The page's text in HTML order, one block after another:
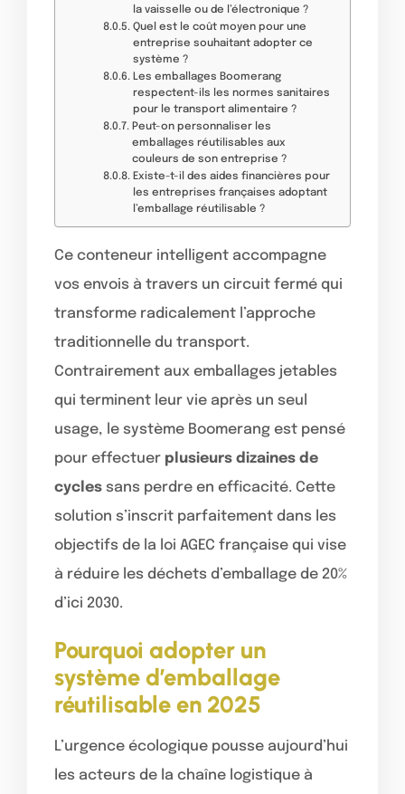
la vaisselle ou de l’électronique ?
Quel est le coût moyen pour une
entreprise souhaitant adopter ce
système ?
Les emballages Boomerang
respectent-ils les normes sanitaires
pour le transport alimentaire ?
Peut-on personnaliser les
emballages réutilisables aux
couleurs de son entreprise ?
Existe-t-il des aides financières pour
les entreprises françaises adoptant
l’emballage réutilisable ?
Ce conteneur intelligent accompagne
vos envois à travers un circuit fermé qui
transforme radicalement l’approche
traditionnelle du transport.
Contrairement aux emballages jetables
qui terminent leur vie après un seul
usage, le système Boomerang est pensé
pour effectuer plusieurs dizaines de
cycles sans perdre en efficacité. Cette
solution s’inscrit parfaitement dans les
objectifs de la loi AGEC française qui vise
à réduire les déchets d’emballage de 20%
d’ici 2030.
Pourquoi adopter un
système d’emballage
réutilisable en 2025
L’urgence écologique pousse aujourd’hui
les acteurs de la chaîne logistique à